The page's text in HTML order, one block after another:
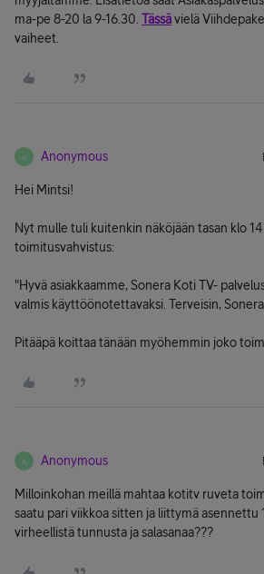
ma-pe 8-20 la 9-16.30. Tässävielä
vaiheet.
A Anonymous
Hei Mintsi!
Nyt mulle tuli kuitenkin näköjään tasan klo
toimitusvahvistus:
"Hyvä asiakkaamme, Sonera Koti TV-
valmis käyttöönotettavaksi. Terveisin,
Pitääpä koittaa tänään myöhemmin joko
A Anonymous
Milloinkohan meillä mahtaa kotitv ruveta
saatu pari viikkoa sitten ja liittymä asennettu
virheellistä tunnusta ja salasanaa???